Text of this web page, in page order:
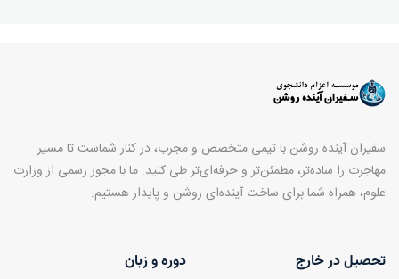
سفیران آینده روشن با تیمی متخصص و مجرب، در کنار شماست تا مسیر
مهاجرت را ساده‌تر، مطمئن‌تر و حرفه‌ای‌تر طی کنید. ما با مجوز رسمی از وزارت
علوم، همراه شما برای ساخت آینده‌ای روشن و پایدار هستیم.
تحصیل در خارج دوره و زبان